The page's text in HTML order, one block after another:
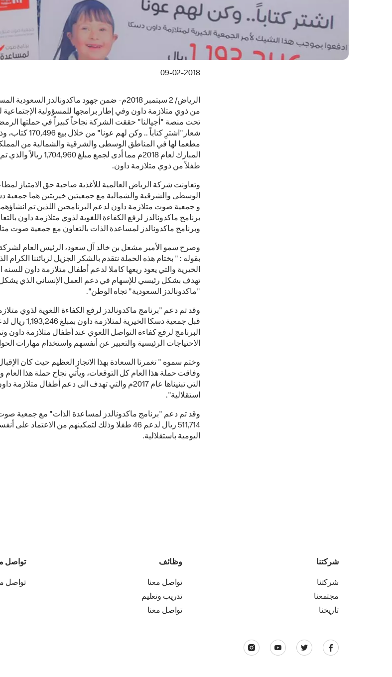
09-02-2018
الرياض/ 2 سبتمبر 2018م- ضمن جهود ماكدونالدز
تحت منصة "أجيالنا" حققت الشركة نجاحاً كبيراً في حملتها
مطعما لها في المناطق الوسطى والشرقية والشمالية من
طفلاً من ذوي متلازمة داون.
وتعاونت شركة الرياض العالمية للأغذية صاحبة حق الامتياز
الوسطى والشرقية والشمالية مع جمعيتين خيريتين هما جمعية
و جمعية صوت متلازمة داون لدعم البرنامجين اللذين تم
برنامج ماكدونالدز لرفع الكفاءة اللغوية لذوي متلازمة داون
وبرنامج ماكدونالدز لمساعدة الذات بالتعاون مع جمعية صوت
وصرح سمو الأمير مشعل بن خالد آل سعود، الرئيس العام لشركة
بقوله : " بختام هذه الحملة نتقدم بالشكر الجزيل لزبائننا الكرام
الخيرية والتي يعود ريعها كاملا لدعم أطفال متلازمة داون للسنه
تهدف بشكل رئيسي للإسهام في دعم العمل الإنساني الذي يشكل
"ماكدونالدز السعودية" تجاه الوطن".
وقد تم دعم "برنامج ماكدونالدز لرفع الكفاءة اللغوية لذوي
البرنامج لرفع كفاءة التواصل اللغوي عند أطفال متلازمة داون
الاحتياجات الرئيسية والتعبير عن أنفسهم واستخدام مهارات
وختم سموه " تغمرنا السعادة بهذا الانجاز العظيم حيث كان
وفاقت حملة هذا العام كل التوقعات، ويأتي نجاح حملة هذا العام
التي تبنيناها عام 2017م والتي تهدف الى دعم أطفال
استقلالية".
وقد تم دعم "برنامج ماكدونالدز لمساعدة الذات" مع جمعية صوت
511,714 ريال لدعم 46 طفلا وذلك لتمكينهم من الاعتماد
اليومية باستقلالية.
شركتنا
شركتنا
مجتمعنا
تاريخنا
وظائف
تواصل معنا
تدريب وتعليم
تواصل معنا
تواصل
تواصل